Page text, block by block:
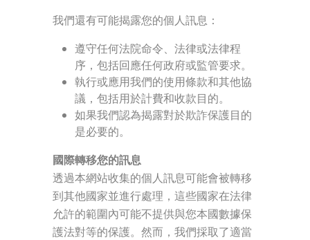
我們還有可能揭露您的個人訊息：
遵守任何法院命令、法律或法律程
序，包括回應任何政府或監管要求。
執行或應用我們的使用條款和其他協
議，包括用於計費和收款目的。
如果我們認為揭露對於欺詐保護目的
是必要的。
國際轉移您的訊息
透過本網站收集的個人訊息可能會被轉移
到其他國家並進行處理，這些國家在法律
允許的範圍內可能不提供與您本國數據保
護法對等的保護。然而，我們採取了適當